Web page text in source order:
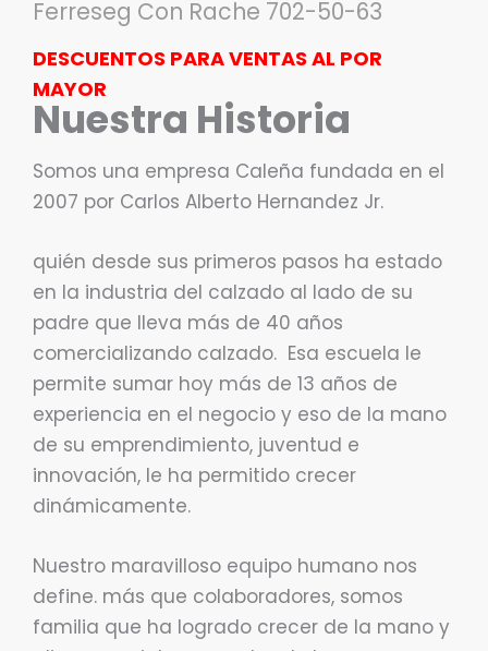
Ferreseg Con Rache 702-50-63
DESCUENTOS PARA VENTAS AL POR
MAYOR
Nuestra Historia
Somos una empresa Caleña fundada en el
2007 por Carlos Alberto Hernandez Jr.
quién desde sus primeros pasos ha estado
en la industria del calzado al lado de su
padre que lleva más de 40 años
comercializando calzado. Esa escuela le
permite sumar hoy más de 13 años de
experiencia en el negocio y eso de la mano
de su emprendimiento, juventud e
innovación, le ha permitido crecer
dinámicamente.
Nuestro maravilloso equipo humano nos
define. más que colaboradores, somos
familia que ha logrado crecer de la mano y